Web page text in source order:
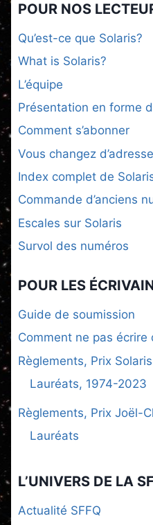
POUR NOS
Qu’est-ce que Solaris?
What is Solaris?
L’équipe
Présentation en forme
Comment s’abonner
Vous changez
Index complet de
Commande d’anciens
Escales sur Solaris
Survol des numéros
POUR LES
Guide de soumission
Comment ne pas écrire
Règlements, Prix
Lauréats, 1974-2023
Règlements, Prix Joël-
Lauréats
L’UNIVERS DE LA
Actualité SFFQ